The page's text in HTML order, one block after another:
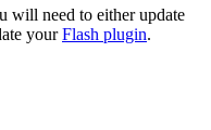
will need to either update
yourFlash plugin.